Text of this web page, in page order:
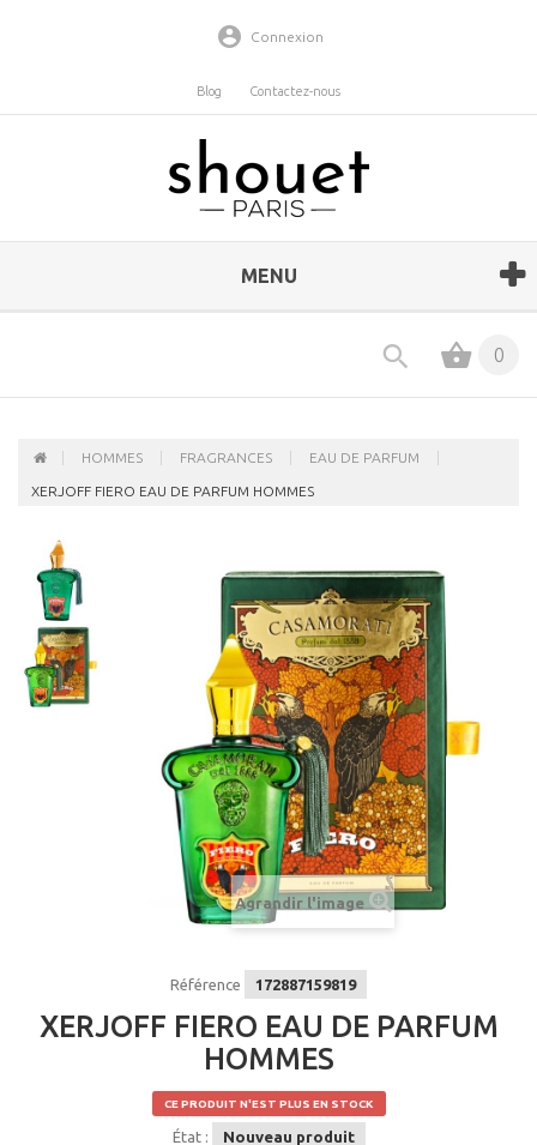
Connexion
Blog Contactez-nous
MENU
0
HOMMES FRAGRANCES EAU DE PARFUM
XERJOFF FIERO EAU DE PARFUM HOMMES
Agrandir l'image
Référence 172887159819
XERJOFF FIERO EAU DE PARFUM
HOMMES
CE PRODUIT N'EST PLUS EN STOCK
État : Nouveau produit